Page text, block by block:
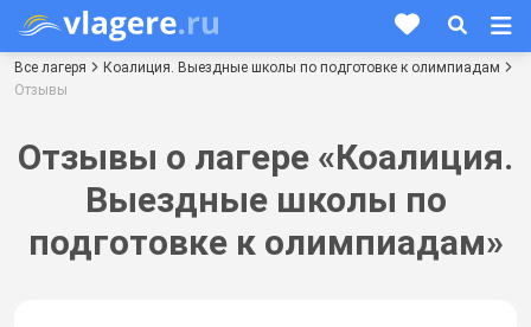
Все лагеря
Коалиция. Выездные школы по подготовке к олимпиадам
Отзывы
Отзывы о лагере «Коалиция.
Выездные школы по
подготовке к олимпиадам»